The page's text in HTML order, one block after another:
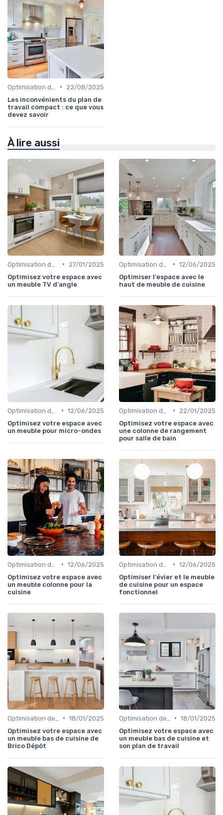
•
22/08/2025
Les inconvénients du plan de
travail compact : ce que vous
devez savoir
À lire aussi
•
27/01/2025
Optimisez votre espace avec
un meuble TV d'angle
• 12/06/2025
Optimiser l'espace avec le
haut de meuble de cuisine
• 12/06/2025
Optimisez votre espace avec
un meuble pour micro-ondes
•
22/01/2025
Optimisez votre espace avec
une colonne de rangement
pour salle de bain
• 12/06/2025
Optimisez votre espace avec
un meuble colonne pour la
cuisine
• 12/06/2025
Optimiser l'évier et le meuble
de cuisine pour un espace
fonctionnel
• 18/01/2025
Optimisez votre espace avec
un meuble bas de cuisine de
Brico Dépôt
• 18/01/2025
Optimisez votre espace avec
un meuble bas de cuisine et
son plan de travail